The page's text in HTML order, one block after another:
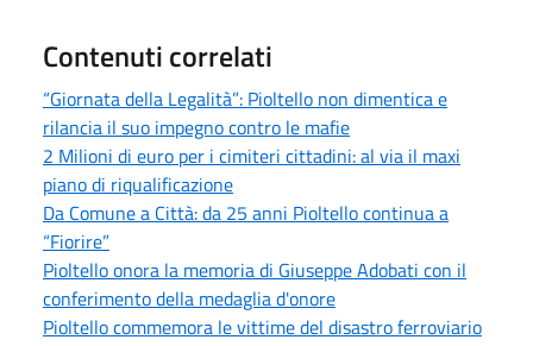
Contenuti correlati
“Giornata della Legalità”: Pioltello non dimentica e
rilancia il suo impegno contro le mafie
2 Milioni di euro per i cimiteri cittadini: al via il maxi
piano di riqualificazione
Da Comune a Città: da 25 anni Pioltello continua a
“Fiorire”
Pioltello onora la memoria di Giuseppe Adobati con il
conferimento della medaglia d'onore
Pioltello commemora le vittime del disastro ferroviario